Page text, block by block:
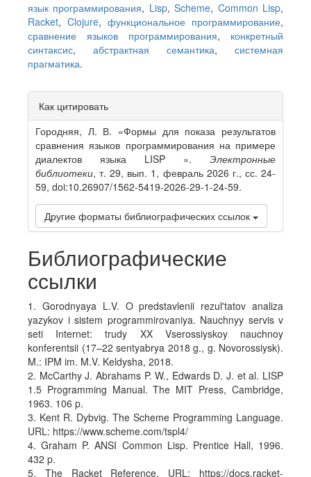
язык программирования, Lisp,Scheme, Common Lisp,
Racket, Clojure, функциональное программирование,
сравнение языков программирования, конкретный
синтаксис, абстрактная семантика, системная
прагматика.
Article
Details
Как цитировать
Городняя, Л. В. «Формы для показа результатов
сравнения языков программирования на примере
диалектов языка LISP ». Электронные
библиотеки, т. 29, вып. 1, февраль 2026 г., сс. 24-
59, doi:10.26907/1562-5419-2026-29-1-24-59.
Другие форматы библиографических ссылок
Библиографические
ссылки
1. Gorodnyaya L.V. O predstavlenii rezul'tatov analiza
yazykov i sistem programmirovaniya. Nauchnyy servis v
seti Internet: trudy XX Vserossiyskoy nauchnoy
konferentsii (17–22 sentyabrya 2018 g., g. Novorossiysk).
M.: IPM im. M.V. Keldysha, 2018.
2. McCarthy J. Abrahams P. W., Edwards D. J. et al. LISP
1.5 Programming Manual. The MIT Press, Cambridge,
1963. 106 p.
3. Kent R. Dybvig. The Scheme Programming Language.
URL: https://www.scheme.com/tspl4/
4. Graham P. ANSI Common Lisp. Prentice Hall, 1996.
432 p.
5. The Racket Reference. URL: https://docs.racket-